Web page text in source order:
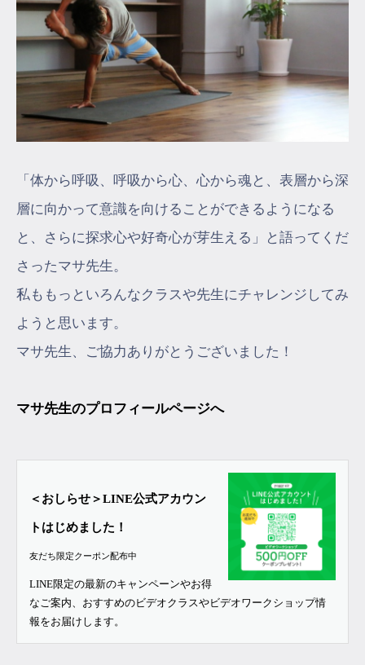
「体から呼吸、呼吸から心、心から魂と、表層から深
層に向かって意識を向けることができるようになる
と、さらに探求心や好奇心が芽生える」と語ってくだ
さったマサ先生。
私ももっといろんなクラスや先生にチャレンジしてみ
ようと思います。
マサ先生、ご協力ありがとうございました！
マサ先生のプロフィールページへ
＜おしらせ＞LINE公式アカウン
トはじめました！
友だち限定クーポン配布中
LINE限定の最新のキャンペーンやお得
なご案内、おすすめのビデオクラスやビデオワークショップ情
報をお届けします。